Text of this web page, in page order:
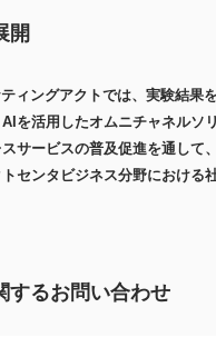
開
ィングアクトでは、実験結果
を活用したオムニチャネルソ
サービスの普及促進を通して
センタビジネス分野における
するお問い合わせ